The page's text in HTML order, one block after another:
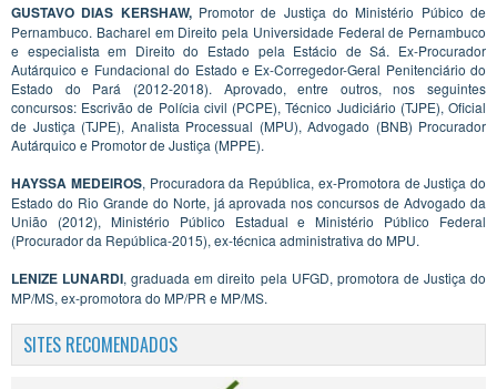
GUSTAVO DIAS KERSHAW, Promotor de Justiça do Ministério Púbico de
Pernambuco. Bacharel em Direito pela Universidade Federal de Pernambuco
e especialista em Direito do Estado pela Estácio de Sá. Ex-Procurador
Autárquico e Fundacional do Estado e Ex-Corregedor-Geral Penitenciário do
Estado do Pará (2012-2018). Aprovado, entre outros, nos seguintes
concursos: Escrivão de Polícia civil (PCPE), Técnico Judiciário (TJPE), Oficial
de Justiça (TJPE), Analista Processual (MPU), Advogado (BNB) Procurador
Autárquico e Promotor de Justiça (MPPE).
HAYSSA MEDEIROS, Procuradora da República, ex-Promotora de Justiça do
Estado do Rio Grande do Norte, já aprovada nos concursos de Advogado da
União (2012), Ministério Público Estadual e Ministério Público Federal
(Procurador da República-2015), ex-técnica administrativa do MPU.
LENIZE LUNARDI, graduada em direito pela UFGD, promotora de Justiça do
MP/MS, ex-promotora do MP/PR e MP/MS.
SITES RECOMENDADOS